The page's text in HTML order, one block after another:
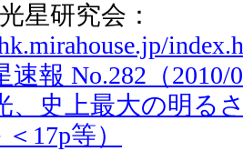
星研究会：
速報 No.282（2010/
、史上最大の明る
17p等）